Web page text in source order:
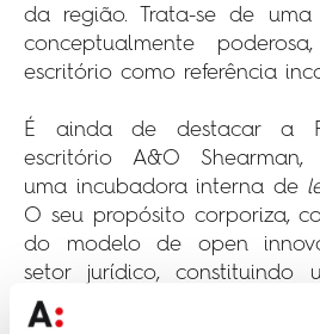
da região. Trata-se de uma
conceptualmente
escritório como referência
É ainda de destacar a
escritório A&O Shearman,
uma incubadora interna de
O seu propósito corporiza,
do modelo de open
setor jurídico, constituindo
replicado por outras firmas